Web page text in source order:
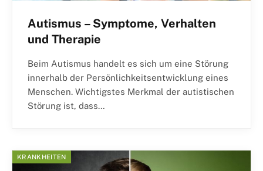
Autismus – Symptome, Verhalten
und Therapie
Beim Autismus handelt es sich um eine Störung
innerhalb der Persönlichkeitsentwicklung eines
Menschen. Wichtigstes Merkmal der autistischen
Störung ist, dass…
KRANKHEITEN